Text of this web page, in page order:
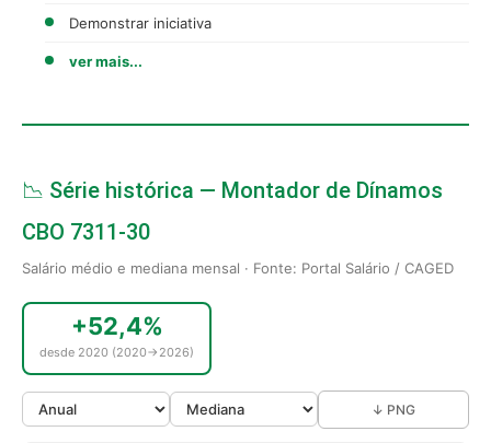
Demonstrar iniciativa
ver mais...
📉 Série histórica — Montador de Dínamos
CBO 7311-30
Salário médio e mediana mensal · Fonte: Portal Salário / CAGED
+52,4%
desde 2020 (2020→2026)
↓ PNG